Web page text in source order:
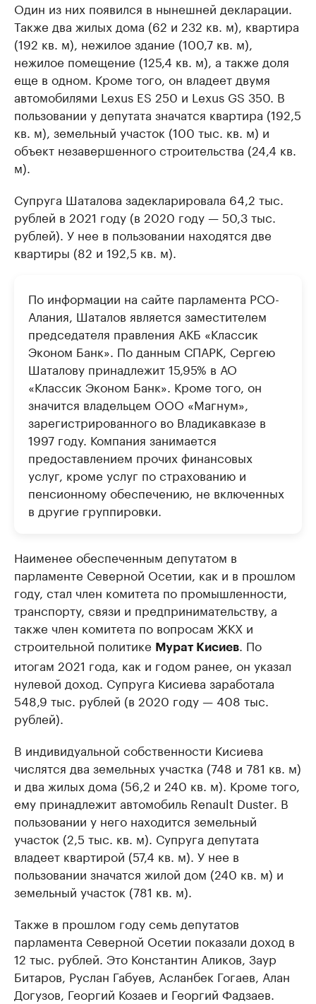
Один из них появился в нынешней декларации.
Также два жилых дома (62 и 232 кв. м), квартира
(192 кв. м), нежилое здание (100,7 кв. м),
нежилое помещение (125,4 кв. м), а также доля
еще в одном. Кроме того, он владеет двумя
автомобилями Lexus ES 250 и Lexus GS 350. В
пользовании у депутата значатся квартира (192,5
кв. м), земельный участок (100 тыс. кв. м) и
объект незавершенного строительства (24,4 кв.
м).
Супруга Шаталова задекларировала 64,2 тыс.
рублей в 2021 году (в 2020 году — 50,3 тыс.
рублей). У нее в пользовании находятся две
квартиры (82 и 192,5 кв. м).
По информации на сайте парламента РСО-
Алания, Шаталов является заместителем
председателя правления АКБ «Классик
Эконом Банк». По данным СПАРК, Сергею
Шаталову принадлежит 15,95% в АО
«Классик Эконом Банк». Кроме того, он
значится владельцем ООО «Магнум»,
зарегистрированного во Владикавказе в
1997 году. Компания занимается
предоставлением прочих финансовых
услуг, кроме услуг по страхованию и
пенсионному обеспечению, не включенных
в другие группировки.
Наименее обеспеченным депутатом в
парламенте Северной Осетии, как и в прошлом
году, стал член комитета по промышленности,
транспорту, связи и предпринимательству, а
также член комитета по вопросам ЖКХ и
строительной политике Мурат Кисиев
. По
итогам 2021 года, как и годом ранее, он указал
нулевой доход. Супруга Кисиева заработала
548,9 тыс. рублей (в 2020 году — 408 тыс.
рублей).
В индивидуальной собственности Кисиева
числятся два земельных участка (748 и 781 кв. м)
и два жилых дома (56,2 и 240 кв. м). Кроме того,
ему принадлежит автомобиль Renault Duster. В
пользовании у него находится земельный
участок (2,5 тыс. кв. м). Супруга депутата
владеет квартирой (57,4 кв. м). У нее в
пользовании значатся жилой дом (240 кв. м) и
земельный участок (781 кв. м).
Также в прошлом году семь депутатов
парламента Северной Осетии показали доход в
12 тыс. рублей. Это Константин Аликов, Заур
Битаров, Руслан Габуев, Асланбек Гогаев, Алан
Догузов, Георгий Козаев и Георгий Фадзаев.